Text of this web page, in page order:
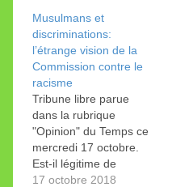
Musulmans et
discriminations:
l’étrange vision de la
Commission contre le
racisme
Tribune libre parue
dans la rubrique
"Opinion" du Temps ce
mercredi 17 octobre.
Est-il légitime de
s’interroger sur les
17 octobre 2018